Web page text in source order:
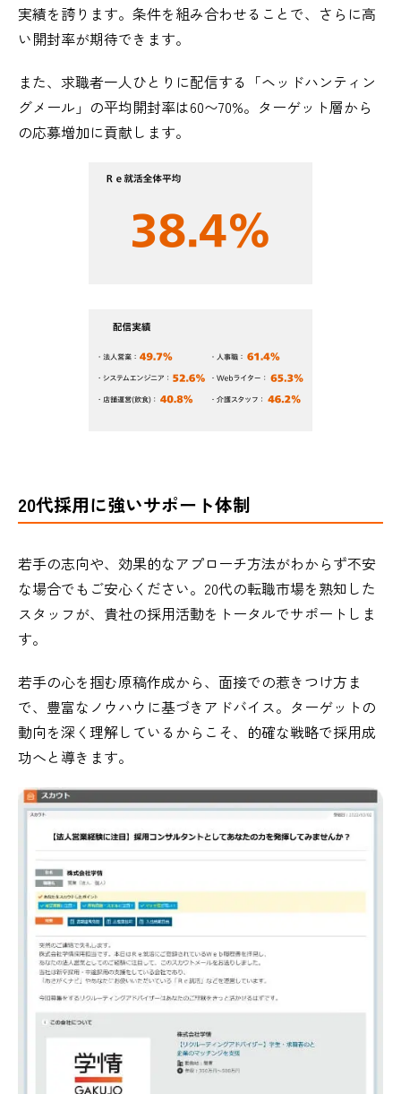
実績を誇ります。条件を組み合わせることで、さらに高
い開封率が期待できます。
また、求職者一人ひとりに配信する「ヘッドハンティン
グメール」の平均開封率は60〜70%。ターゲット層から
の応募増加に貢献します。
20代採用に強いサポート体制
若手の志向や、効果的なアプローチ方法がわからず不安
な場合でもご安心ください。20代の転職市場を熟知した
スタッフが、貴社の採用活動をトータルでサポートしま
す。
若手の心を掴む原稿作成から、面接での惹きつけ方ま
で、豊富なノウハウに基づきアドバイス。ターゲットの
動向を深く理解しているからこそ、的確な戦略で採用成
功へと導きます。